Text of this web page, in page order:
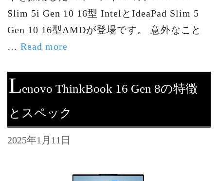
Slim 5i Gen 10 16型 IntelとIdeaPad Slim 5
Gen 10 16型AMDが登場です。 意外なこと
… Read more
Lenovo ThinkBook 16 Gen 8の特徴
とスペック
2025年1月11日